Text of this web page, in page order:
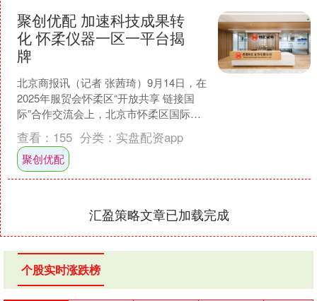
聚创优配 加速科技成果转
化 怀柔仪器一区一平台揭
牌
北京商报讯（记者 张茜琦）9月14日，在
2025年服贸会怀柔区“开放共享 链接国
际”合作交流会上，北京市怀柔区国际商
会、怀柔仪器一区一平台揭牌。其中，
怀柔区国际....
查看： 155 分类： 实盘配资app
聚创优配
汇盈策略文章已加载完成
个股实时涨跌榜